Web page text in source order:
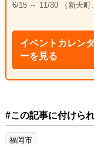
6/15 ～ 11/30 （新天町
イベントカレン
ーを見る
#この記事に付けら
福岡市